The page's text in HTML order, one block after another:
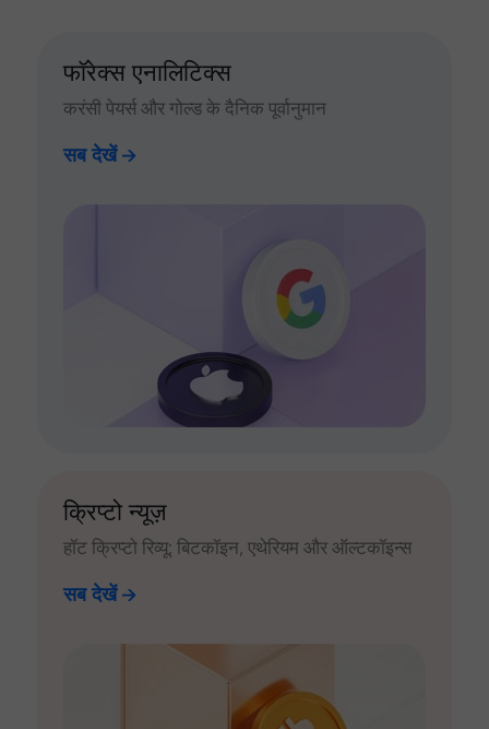
फॉरेक्स एनालिटिक्स
करंसी पेयर्स और गोल्ड के दैनिक पूर्वानुमान
सब देखें
क्रिप्टो न्यूज़
हॉट क्रिप्टो रिव्यू: बिटकॉइन, एथेरियम और ऑल्टकॉइन्स
सब देखें